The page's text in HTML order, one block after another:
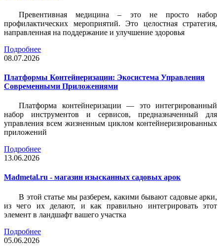
Превентивная медицина – это не просто набор
профилактических мероприятий. Это целостная стратегия,
направленная на поддержание и улучшение здоровья
Подробнее
08.07.2026
Платформы Контейнеризации: Экосистема Управления
Современными Приложениями
Платформа контейнеризации — это интегрированный
набор инструментов и сервисов, предназначенный для
управления всем жизненным циклом контейнеризированных
приложений
Подробнее
13.06.2026
Madmetal.ru - магазин изысканных садовых арок
В этой статье мы разберем, какими бывают садовые арки,
из чего их делают, и как правильно интегрировать этот
элемент в ландшафт вашего участка
Подробнее
05.06.2026